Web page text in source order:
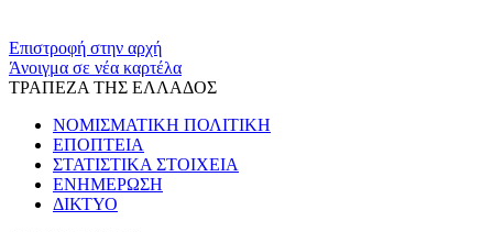
Επιστροφή στην αρχή
Άνοιγμα σε νέα καρτέλα
ΤΡΑΠΕΖΑ ΤΗΣ ΕΛΛΑΔΟΣ
ΝΟΜΙΣΜΑΤΙΚΗ ΠΟΛΙΤΙΚΗ
ΕΠΟΠΤΕΙΑ
ΣΤΑΤΙΣΤΙΚΑ ΣΤΟΙΧΕΙΑ
ΕΝΗΜΕΡΩΣΗ
ΔΙΚΤΥΟ